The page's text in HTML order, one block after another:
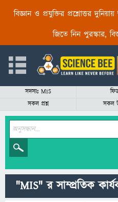
বিজ্ঞান ও প্রযুক্তির প্রশ্নোত্তর
জিতে নিন পুরস্কার,
সদস্যঃ MIS
সকল প্রশ্ন
সকল
"MIS" র সাম্প্রতিক